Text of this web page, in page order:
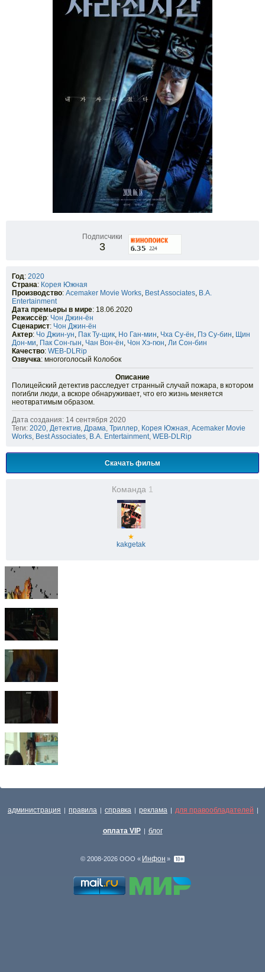
Подписчики
3
Год: 2020
Страна: Корея Южная
Производство: Acemaker Movie Works, Best Associates, B.A.
Entertainment
Дата премьеры в мире: 18.06.2020
Режиссёр: Чон Джин-ён
Сценарист: Чон Джин-ён
Актер: Чо Джин-ун, Пак Ту-щик, Но Ган-мин, Чха Су-ён, Пэ Су-бин, Щин
Дон-ми, Пак Сон-гын, Чан Вон-ён, Чон Хэ-гюн, Ли Сон-бин
Качество: WEB-DLRip
Озвучка: многоголосый Колобок
Описание
Полицейский детектив расследует странный случай пожара, в котором
погибли люди, а вскоре обнаруживает, что его жизнь меняется
неотвратимым образом.
Дата создания: 14 сентября 2020
Теги: 2020, Детектив, Драма, Триллер, Корея Южная, Acemaker Movie
Works, Best Associates, B.A. Entertainment, WEB-DLRip
Скачать фильм
Команда 1
★
kakgetak
администрация | правила | справка | реклама | для правообладателей |
оплата VIP | блог
© 2008-2026 ООО « Инфон »